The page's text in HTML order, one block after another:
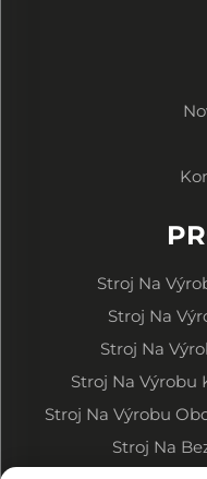
Stroj Na
Stroj Na
Stroj Na
Stroj Na Výrobu
Stroj Na Výrobu
Stroj Na